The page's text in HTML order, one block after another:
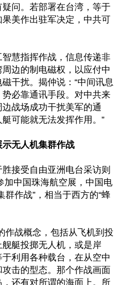
问。若部署在台湾，等于
美作出驻军决定，中共可
慧指挥作战，信息传递非
边的制电磁权，以应付中
干扰。揭仲说：“中间讯息
必靠通讯手段。对中共来
战场成功干扰美军的通
可能就无法发挥作用。”
无人机集群作战
接受自由亚洲电台采访则
加中国珠海航空展，中国电
群作战”，相当于西方的“蜂
作战概念，包括从飞机到投
艇投掷无人机，或是岸
利用各种载台，在从空中
击的型态。那个作战画面
还有对所谓的海面上。所